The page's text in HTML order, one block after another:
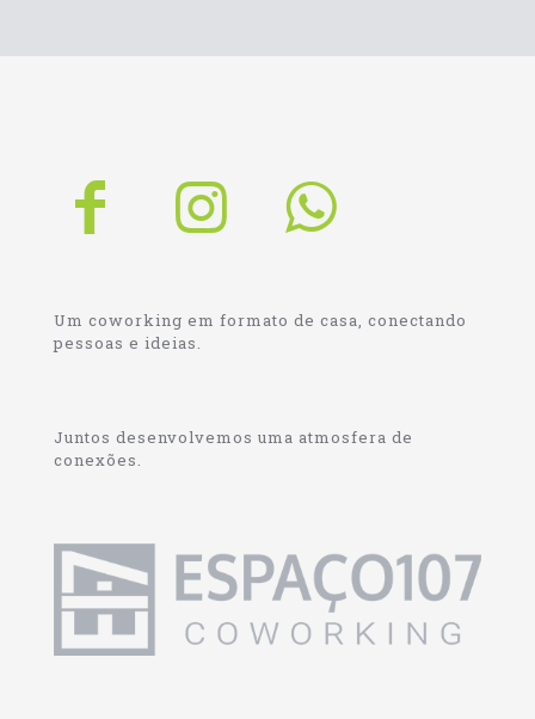
Um coworking em formato de casa, conectando
pessoas e ideias.
Juntos desenvolvemos uma atmosfera de
conexões.